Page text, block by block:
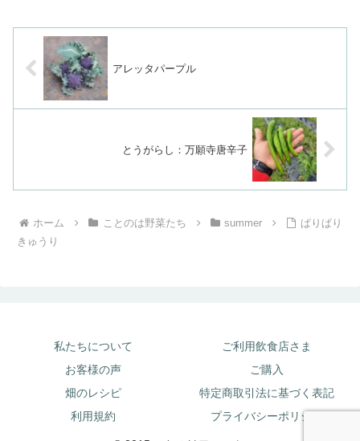
アレッタパープル
とうがらし：万願寺唐辛子
ホーム ことのは野菜たち summer
ぱりぱり
きゅうり
私たちについて
ご利用飲食店さま
お客様の声
ご購入
畑のレシピ
特定商取引法に基づく表記
利用規約
プライバシーポリシー